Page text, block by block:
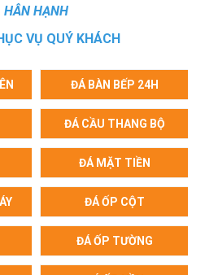
HÂN HẠNH
VỤ QUÝ KHÁCH
ĐÁ BÀN BẾP 24H
ĐÁ CẦU THANG BỘ
ĐÁ MẶT TIỀN
ĐÁ ỐP CỘT
ĐÁ ỐP TƯỜNG